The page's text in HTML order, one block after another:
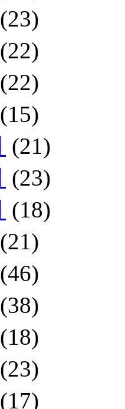
(23)
(22)
(22)
(15)
(21)
(23)
(18)
(21)
(46)
(38)
(18)
(23)
(17)